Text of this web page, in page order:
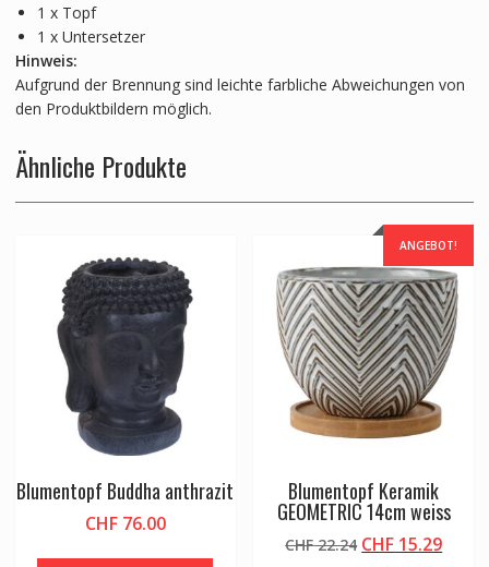
1 x Topf
1 x Untersetzer
Hinweis:
Aufgrund der Brennung sind leichte farbliche Abweichungen von
den Produktbildern möglich.
Ähnliche Produkte
Blumentopf Buddha anthrazit
CHF76.00
ANGEBOT!
Blumentopf Keramik
GEOMETRIC 14cm weiss
CHF22.24 Ursprünglicher
CHF 15.29